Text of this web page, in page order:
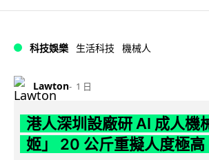
科技娛樂 生活科技 機械人
Lawton 1 日
港人深圳設廠研 AI 成人機
姬」 20 公斤重擬人度極高